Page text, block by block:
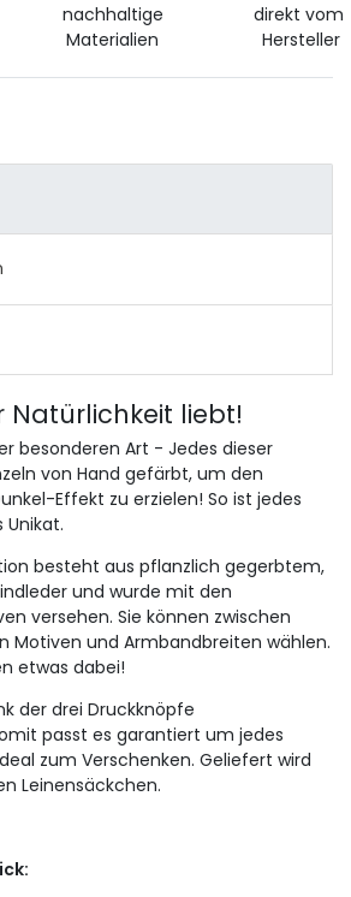
nachhaltige
Materialien
direkt vom
Hersteller
Natürlichkeit liebt!
besonderen Art - Jedes dieser
von Hand gefärbt, um den
Effekt zu erzielen! So ist jedes
besteht aus pflanzlich gegerbtem,
und wurde mit den
versehen. Sie können zwischen
Motiven und Armbandbreiten wählen.
etwas dabei!
der drei Druckknöpfe
passt es garantiert um jedes
zum Verschenken. Geliefert wird
Leinensäckchen.